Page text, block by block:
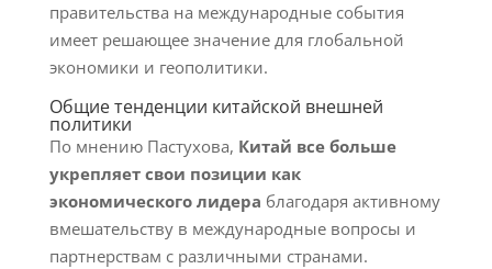
правительства на международные события
имеет решающее значение для глобальной
экономики и геополитики.
Общие тенденции китайской внешней
политики
По мнению Пастухова, Китай все больше
укрепляет свои позиции как
экономического лидера благодаря активному
вмешательству в международные вопросы и
партнерствам с различными странами.